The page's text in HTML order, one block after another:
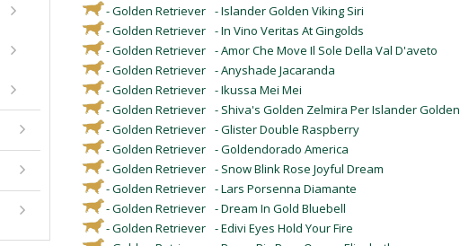
- Golden Retriever - Islander Golden Viking Siri
- Golden Retriever - In Vino Veritas At Gingolds
- Golden Retriever - Amor Che Move Il Sole Della Val D'aveto
- Golden Retriever - Anyshade Jacaranda
- Golden Retriever - Ikussa Mei Mei
- Golden Retriever - Shiva's Golden Zelmira Per Islander Golden
- Golden Retriever - Glister Double Raspberry
- Golden Retriever - Goldendorado America
- Golden Retriever - Snow Blink Rose Joyful Dream
- Golden Retriever - Lars Porsenna Diamante
- Golden Retriever - Dream In Gold Bluebell
- Golden Retriever - Edivi Eyes Hold Your Fire